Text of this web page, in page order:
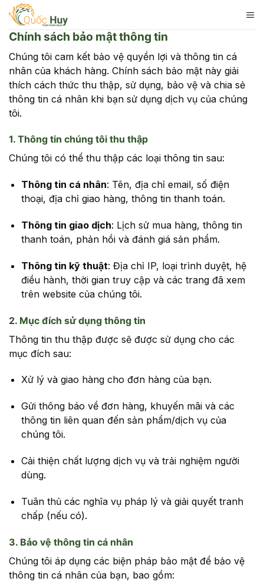
Skip
content
Chính sách bảo mật thông tin
Chúng tôi cam kết bảo vệ quyền lợi và thông tin cá
nhân của khách hàng. Chính sách bảo mật này giải
thích cách thức thu thập, sử dụng, bảo vệ và chia sẻ
thông tin cá nhân khi bạn sử dụng dịch vụ của chúng
tôi.
1. Thông tin chúng tôi thu thập
Chúng tôi có thể thu thập các loại thông tin sau:
Thông tin cá nhân: Tên, địa chỉ email, số điện
thoại, địa chỉ giao hàng, thông tin thanh toán.
Thông tin giao dịch: Lịch sử mua hàng, thông tin
thanh toán, phản hồi và đánh giá sản phẩm.
Thông tin kỹ thuật: Địa chỉ IP, loại trình duyệt, hệ
điều hành, thời gian truy cập và các trang đã xem
trên website của chúng tôi.
2. Mục đích sử dụng thông tin
Thông tin thu thập được sẽ được sử dụng cho các
mục đích sau:
Xử lý và giao hàng cho đơn hàng của bạn.
Gửi thông báo về đơn hàng, khuyến mãi và các
thông tin liên quan đến sản phẩm/dịch vụ của
chúng tôi.
Cải thiện chất lượng dịch vụ và trải nghiệm người
dùng.
Tuân thủ các nghĩa vụ pháp lý và giải quyết tranh
chấp (nếu có).
3. Bảo vệ thông tin cá nhân
Chúng tôi áp dụng các biện pháp bảo mật để bảo vệ
thông tin cá nhân của bạn, bao gồm: